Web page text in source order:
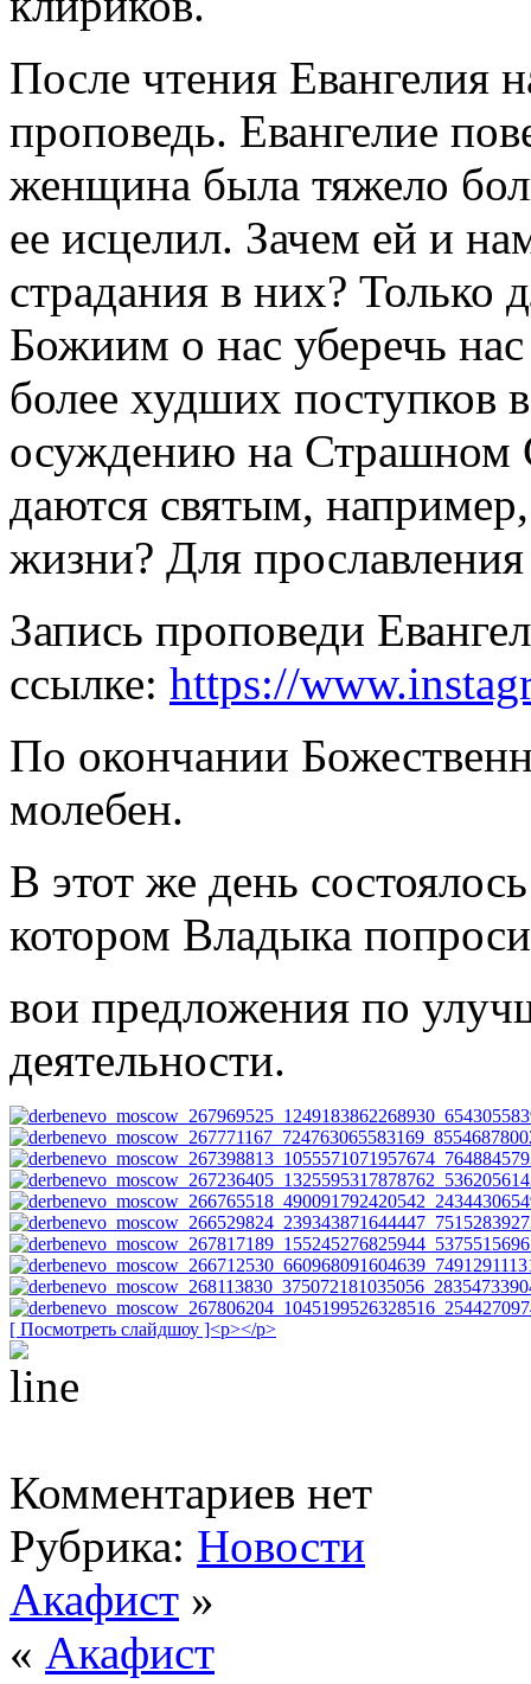
После чтения Евангелия
проповедь. Евангелие
женщина была тяжело
ее исцелил. Зачем ей и
страдания в них? Только
Божиим о нас уберечь
более худших поступков
осуждению на Страшном
даются святым,
жизни? Для
Запись проповеди
ссылке: https://
По окончании
молебен.
В этот же день
котором Владыка
вои предложения по
деятельности.
[ Посмотреть слайдшоу ]<p></p>
Комментариев нет
Рубрика: Новости
Акафист »
« Акафист